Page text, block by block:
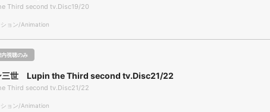
Third second tv.Disc19/20
ション/Animation
視聴のみ
三世 Lupin the Third second tv.Disc21/22
Third second tv.Disc21/22
ション/Animation